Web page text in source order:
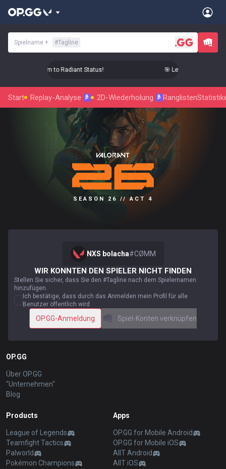
Spielname + #Tagline
Up Your Aim to Radiant Status! 🎯 Level Up Your Aim
Start Replay-Analyse β 2D-Wiederholung β Ranglisten
SEASON 26 // ACT 4
NXS bolacha#CØMM
WIR KONNTEN DEN SPIELER NICHT FINDEN
Stellen Sie sicher, dass Sie den #Tagline nach dem Spielernamen
hinzufügen.
Ich bestätige, dass durch das Anmelden mein Profil für alle
Benutzer öffentlich wird
OP.GG-Anmeldung Spiel-Konten verknüpfen
OP.GG
Über OP.GG
"Unternehmen"
Blog
Products
League of Legends
Teamfight Tactics
Palworld
Pokémon Champions
Apps
OP.GG for Mobile Android
OP.GG for Mobile iOS
AllT Android
AllT iOS